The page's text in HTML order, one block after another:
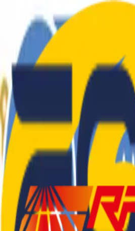
El Club AtletesBlog
ES
El ClubAtletesBlogTarifes RobaContacte
CA
SEDENTARIS
Col·laboradors i Patrocinadors
©2026Club d'Atletisme Sedentaris.Cat
reservats
Castelldefels, Barcelona
info@sedentaris.cat